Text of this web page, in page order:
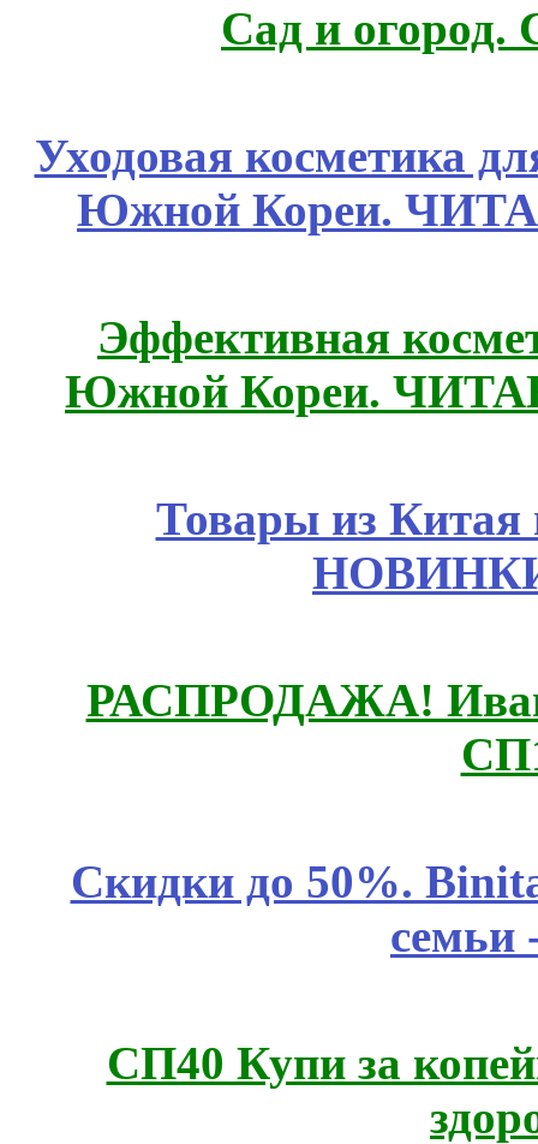
Сад и огород.
Уходовая косметика
Южной Кореи.
Эффективная
Южной Кореи.
Товары из Китая
РАСПРОДАЖА!
Скидки до 50%.
семьи
СП40 Купи за